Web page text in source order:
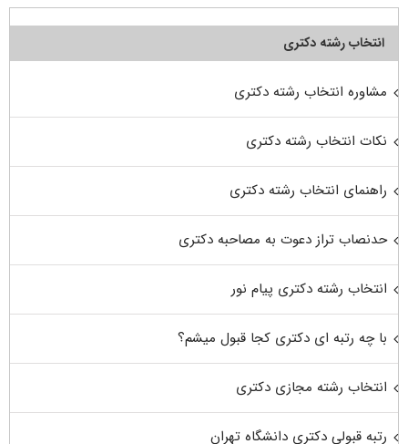
انتخاب رشته دکتری
مشاوره انتخاب رشته دکتری
نکات انتخاب رشته دکتری
راهنمای انتخاب رشته دکتری
حدنصاب تراز دعوت به مصاحبه دکتری
انتخاب رشته دکتری پیام نور
با چه رتبه ای دکتری کجا قبول میشم؟
انتخاب رشته مجازی دکتری
رتبه قبولی دکتری دانشگاه تهران